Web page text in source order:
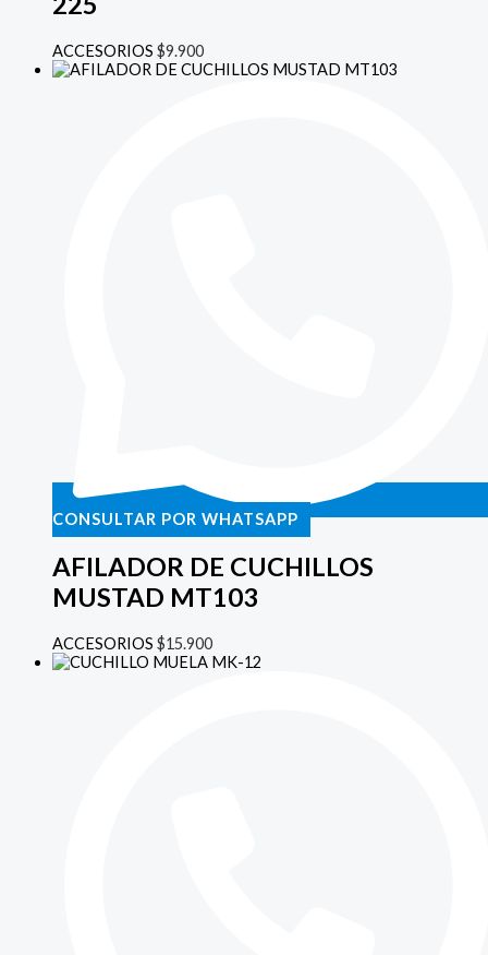
ACCESORIOS $9.900
CONSULTAR POR WHATSAPP
AFILADOR DE CUCHILLOS
MUSTAD MT103
ACCESORIOS $15.900